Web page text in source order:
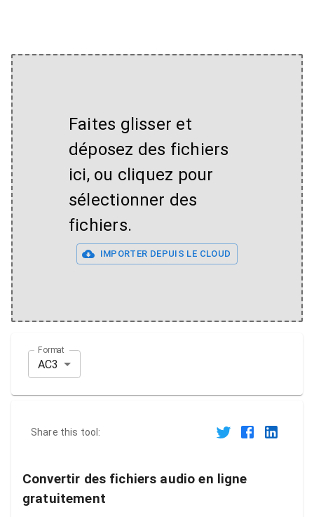
Faites glisser et
déposez des fichiers
ici, ou cliquez pour
sélectionner des
fichiers.
IMPORTER DEPUIS LE CLOUD
Format
AC3
Share this tool:
Convertir des fichiers audio en ligne
gratuitement